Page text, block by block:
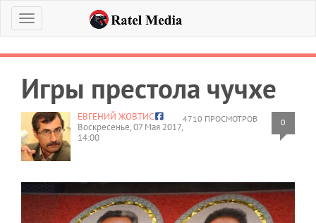
Меню
Игры престола чучхе
4710 ПРОСМОТРОВ 0
ЕВГЕНИЙ ЖОВТИС
Воскресенье, 07 Мая 2017,
14:00